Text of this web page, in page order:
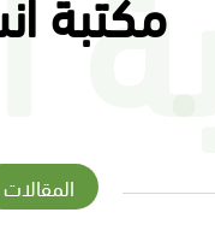
المقالات